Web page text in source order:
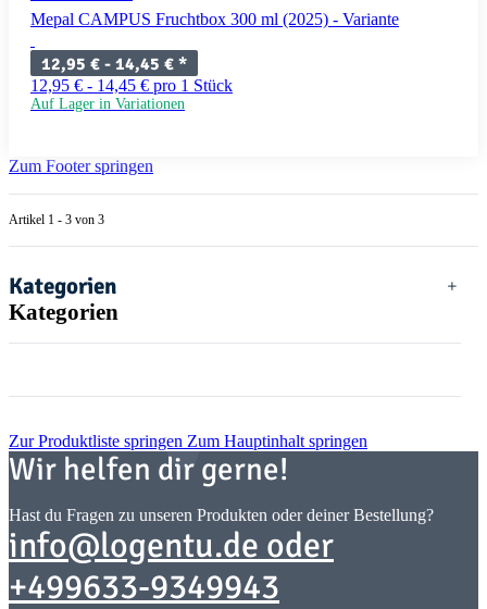
Mepal CAMPUS Fruchtbox 300 ml (2025) - Variante
12,95 € - 14,45 € *
12,95 € - 14,45 € pro 1 Stück
Auf Lager in Variationen
Zum Footer springen
Artikel 1 - 3 von 3
Kategorien
Kategorien
Zur Produktliste springen Zum Hauptinhalt springen
Wir helfen dir gerne!
Hast du Fragen zu unseren Produkten oder deiner Bestellung?
info@logentu.de oder
+499633-9349943